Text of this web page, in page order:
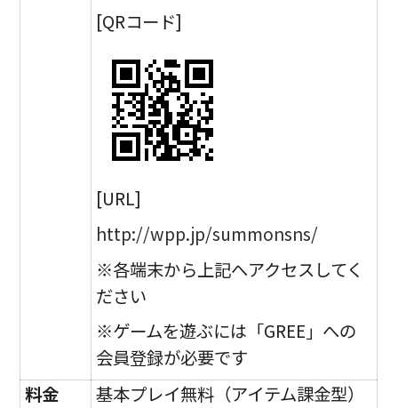
[QRコード]
[URL]
http://wpp.jp/summonsns/
※各端末から上記へアクセスしてく
ださい
※ゲームを遊ぶには「GREE」への
会員登録が必要です
料金
基本プレイ無料（アイテム課金型）